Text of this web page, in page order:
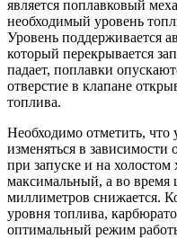
является поплавковый
необходимый уровень
Уровень поддерживается
который перекрывается
падает, поплавки
отверстие в клапане
топлива.
Необходимо отметить, что
изменяться в
при запуске и на холостом
максимальный, а во время
миллиметров снижается.
уровня топлива,
оптимальный режим